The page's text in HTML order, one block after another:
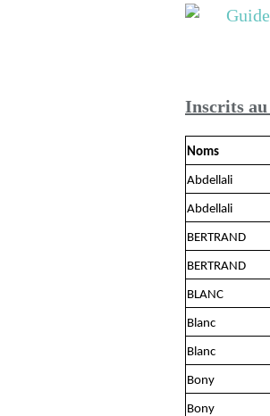
Inscrits au
Noms
Abdellali
Abdellali
BERTRAND
BERTRAND
BLANC
Blanc
Blanc
Bony
Bony